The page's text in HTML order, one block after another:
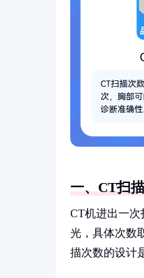
一、CT扫
CT机进出一
光，具体次数
描次数的设计